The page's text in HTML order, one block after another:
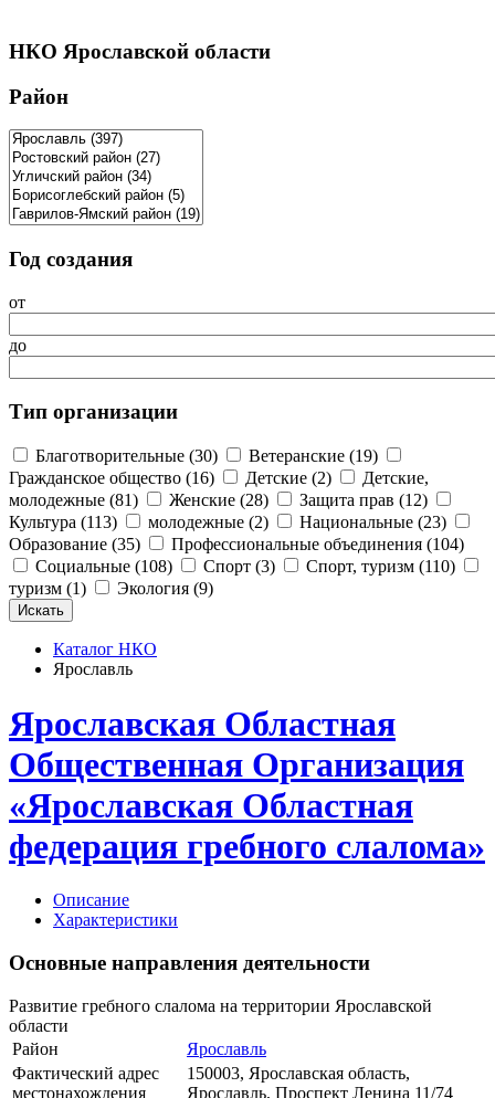
НКО Ярославской области
Район
Год создания
от
до
Тип организации
Благотворительные (30)
Ветеранские (19)
Гражданское общество (16)
Детские (2)
Детские,
молодежные (81)
Женские (28)
Защита прав (12)
Культура (113)
молодежные (2)
Национальные (23)
Образование (35)
Профессиональные объединения (104)
Социальные (108)
Спорт (3)
Спорт, туризм (110)
туризм (1)
Экология (9)
Каталог НКО
Ярославль
Ярославская Областная
Общественная Организация
«Ярославская Областная
федерация гребного слалома»
Описание
Характеристики
Основные направления деятельности
Развитие гребного слалома на территории Ярославской
области
Район
Ярославль
Фактический адрес
местонахождения
150003, Ярославская область,
Ярославль, Проспект Ленина 11/74